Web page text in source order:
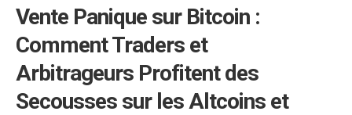
Vente Panique sur Bitcoin :
Comment Traders et
Arbitrageurs Profitent des
Secousses sur les Altcoins et